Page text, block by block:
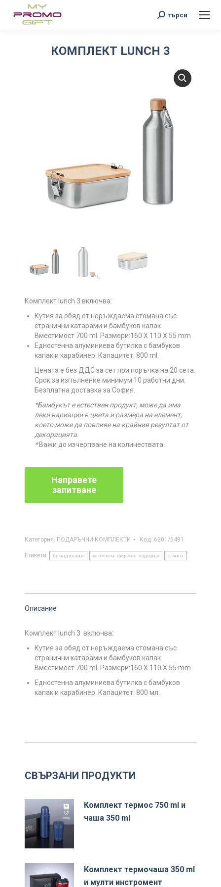
Search:
търси
КОМПЛЕКТ LUNCH 3
Комплектlunch 3 включва:
Кутия за обяд от неръждаема стомана със
странични катарами и бамбуков капак.
Вместимост 700 ml. Размери:160 X 110 X 55 mm
Едностенна алуминиева бутилка с бамбуков
капак и карабинер. Капацитет: 800 ml.
Цената е без ДДС за сет при поръчка на 20 сета.
Срок за изпълнение минимум 10 работни дни.
Безплатна доставка за София.
*Бамбукът е естествен продукт, може да има
леки вариации в цвета и размера на елемент,
което може да повлияе на крайния резултат от
декорацията.
*Важи до изчерпване на количествата.
Категория: ПОДАРЪЧНИ КОМПЛЕКТИ Код: 6301/6491
Етикети: брандирани комплект фирмен подарък с лого
Описание
Комплектlunch 3 включва:
Кутия за обяд от неръждаема стомана със
странични катарами и бамбуков капак.
Вместимост 700 ml. Размери:160 X 110 X 55 mm
Едностенна алуминиева бутилка с бамбуков
капак и карабинер. Капацитет: 800 мл.
СВЪРЗАНИ ПРОДУКТИ
Комплект термос 750 ml и
чаша 350 ml
Комплект термочаша 350 ml
и мулти инстромент